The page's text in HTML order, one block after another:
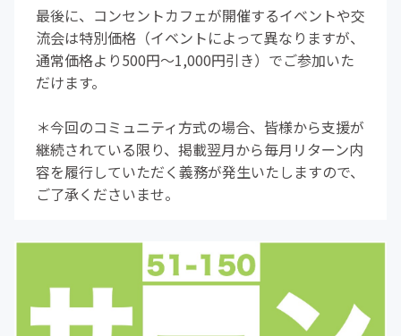
最後に、コンセントカフェが開催するイベントや交
流会は特別価格（イベントによって異なりますが、
通常価格より500円〜1,000円引き）でご参加いた
だけます。
＊今回のコミュニティ方式の場合、皆様から支援が
継続されている限り、掲載翌月から毎月リターン内
容を履行していただく義務が発生いたしますので、
ご了承くださいませ。